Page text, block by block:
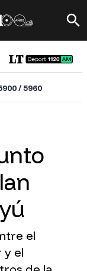
/5960
el
y el